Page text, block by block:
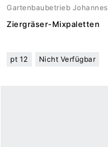
Gartenbaubetrieb Johannes
Meuwesen
Ziergräser-Mixpaletten
pt 12 Nicht Verfügbar